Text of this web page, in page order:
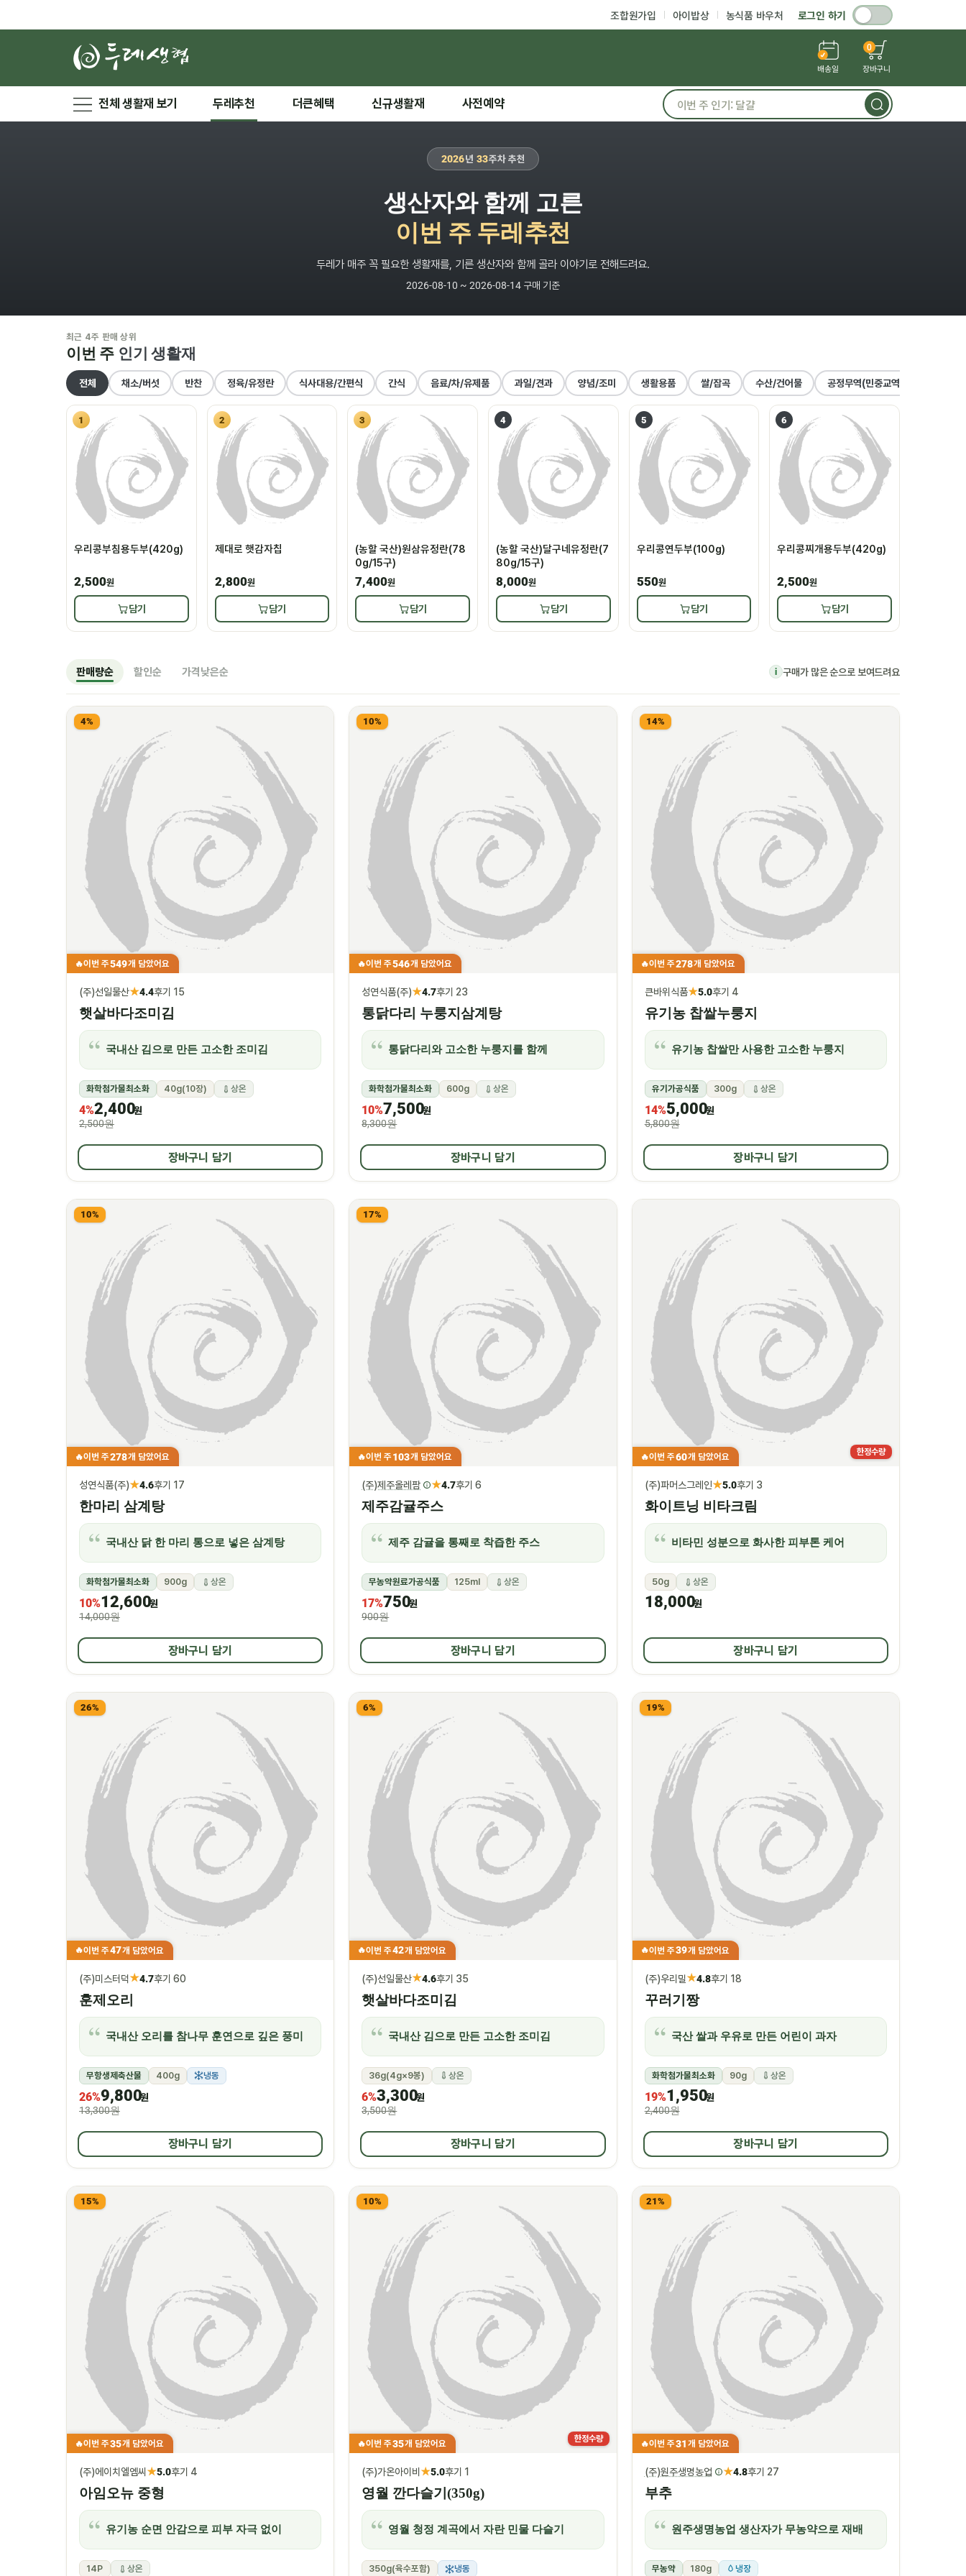
조합원가입 아이밥상 농식품 바우처 로그인 하기
배송일
0
장바구니
전체 생활재 보기 두레추천 더큰혜택 신규생활재 사전예약
2026년 33주차 추천
생산자와 함께 고른
이번 주 두레추천
두레가 매주 꼭 필요한 생활재를, 기른 생산자와 함께 골라 이야기로 전해드려요.
2026-08-10 ~ 2026-08-14 구매 기준
최근 4주 판매 상위
이번 주 인기 생활재
전체 채소/버섯 반찬 정육/유정란 식사대용/간편식 간식 음료/차/유제품 과일/견과 양념/조미 생활용품 쌀/잡곡 수산/건어물 공정무역(민중교역)
1
우리콩부침용두부(420g)
2,500원
담기
2
제대로 햇감자칩
2,800원
담기
3
(농할 국산)원삼유정란(78
0g/15구)
7,400원
담기
4
(농할 국산)달구네유정란(7
80g/15구)
8,000원
담기
5
우리콩연두부(100g)
550원
담기
6
우리콩찌개용두부(420g)
2,500원
담기
판매량순 할인순 가격낮은순 i 구매가 많은 순으로 보여드려요
4%
🔥이번 주549개 담았어요
(주)선일물산★4.4후기 15
햇살바다조미김
국내산 김으로 만든 고소한 조미김
화학첨가물최소화 40g(10장) 상온
4%2,400원
2,500원
장바구니 담기
10%
🔥이번 주546개 담았어요
성연식품(주)★4.7후기 23
통닭다리 누룽지삼계탕
통닭다리와 고소한 누룽지를 함께
화학첨가물최소화 600g 상온
10%7,500원
8,300원
장바구니 담기
14%
🔥이번 주278개 담았어요
큰바위식품★5.0후기 4
유기농 찹쌀누룽지
유기농 찹쌀만 사용한 고소한 누룽지
유기가공식품 300g 상온
14%5,000원
5,800원
장바구니 담기
10%
🔥이번 주278개 담았어요
성연식품(주)★4.6후기 17
한마리 삼계탕
국내산 닭 한 마리 통으로 넣은 삼계탕
화학첨가물최소화 900g 상온
10%12,600원
14,000원
장바구니 담기
17%
🔥이번 주103개 담았어요
(주)제주올레팜 ★4.7후기 6
제주감귤주스
제주 감귤을 통째로 착즙한 주스
무농약원료가공식품 125ml 상온
17%750원
900원
장바구니 담기
🔥이번 주60개 담았어요 한정수량
(주)파머스그레인★5.0후기 3
화이트닝 비타크림
비타민 성분으로 화사한 피부톤 케어
50g 상온
18,000원
장바구니 담기
26%
🔥이번 주47개 담았어요
(주)미스터덕★4.7후기 60
훈제오리
국내산 오리를 참나무 훈연으로 깊은 풍미
무항생제축산물 400g 냉동
26%9,800원
13,300원
장바구니 담기
6%
🔥이번 주42개 담았어요
(주)선일물산★4.6후기 35
햇살바다조미김
국내산 김으로 만든 고소한 조미김
36g(4g×9봉) 상온
6%3,300원
3,500원
장바구니 담기
19%
🔥이번 주39개 담았어요
(주)우리밀★4.8후기 18
꾸러기짱
국산 쌀과 우유로 만든 어린이 과자
화학첨가물최소화 90g 상온
19%1,950원
2,400원
장바구니 담기
15%
🔥이번 주35개 담았어요
(주)에이치엘엠씨 ★5.0후기 4
아임오뉴 중형
유기농 순면 안감으로 피부 자극 없이
14P 상온
10%
🔥이번 주35개 담았어요 한정수량
(주)가온아이비 ★5.0후기 1
영월 깐다슬기(350g)
영월 청정 계곡에서 자란 민물 다슬기
350g(육수포함) 냉동
21%
🔥이번 주31 개 담았어요
(주)원주생명농업 ★4.8후기 27
부추
원주생명농업 생산자가 무농약으로 재배
무농약 180g 냉장